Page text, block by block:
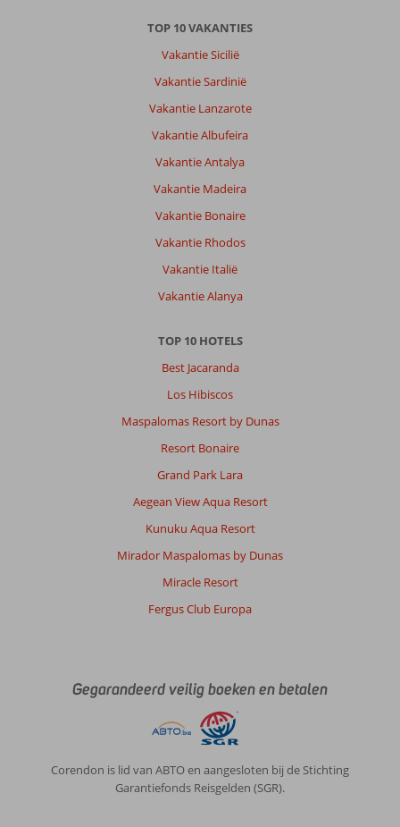
TOP 10 VAKANTIES
Vakantie Sicilië
Vakantie Sardinië
Vakantie Lanzarote
Vakantie Albufeira
Vakantie Antalya
Vakantie Madeira
Vakantie Bonaire
Vakantie Rhodos
Vakantie Italië
Vakantie Alanya
TOP 10 HOTELS
Best Jacaranda
Los Hibiscos
Maspalomas Resort by Dunas
Resort Bonaire
Grand Park Lara
Aegean View Aqua Resort
Kunuku Aqua Resort
Mirador Maspalomas by Dunas
Miracle Resort
Fergus Club Europa
Gegarandeerd veilig boeken en betalen
Corendon is lid van ABTO en aangesloten bij de Stichting
Garantiefonds Reisgelden (SGR).